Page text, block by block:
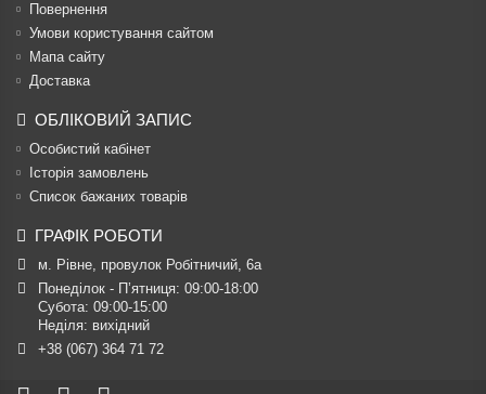
Повернення
Умови користування сайтом
Мапа сайту
Доставка
ОБЛІКОВИЙ ЗАПИС
Особистий кабінет
Історія замовлень
Список бажаних товарів
ГРАФІК РОБОТИ
м. Рівне, провулок Робітничий, 6а
Понеділок - П’ятниця: 09:00-18:00
Субота: 09:00-15:00
Неділя: вихідний
+38 (067) 364 71 72